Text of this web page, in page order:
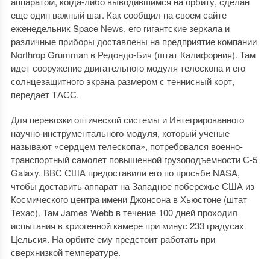
еще один важный шаг. Как сообщил на своем сайте
еженедельник Space News, его гигантские зеркала и
различные приборы доставлены на предприятие компании
Northrop Grumman в Редондо-Бич (штат Калифорния). Там
идет сооружение двигательного модуля телескопа и его
солнцезащитного экрана размером с теннисный корт,
передает ТАСС.
Для перевозки оптической системы и Интегрированного
научно-инструментального модуля, который ученые
называют «сердцем телескопа», потребовался военно-
транспортный самолет повышенной грузоподъемности С-5
Galaxy. ВВС США предоставили его по просьбе NASA,
чтобы доставить аппарат на Западное побережье США из
Космического центра имени Джонсона в Хьюстоне (штат
Техас). Там James Webb в течение 100 дней проходил
испытания в криогенной камере при минус 233 градусах
Цельсия. На орбите ему предстоит работать при
сверхнизкой температуре.